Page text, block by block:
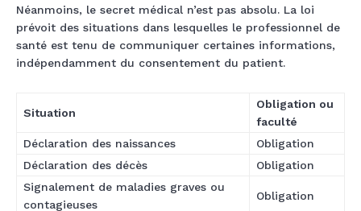
Néanmoins, le secret médical n’est pas absolu. La loi
prévoit des situations dans lesquelles le professionnel de
santé est tenu de communiquer certaines informations,
indépendamment du consentement du patient.
Situation
Obligation ou
faculté
Déclaration des naissances
Obligation
Déclaration des décès
Obligation
Signalement de maladies graves ou
contagieuses
Obligation